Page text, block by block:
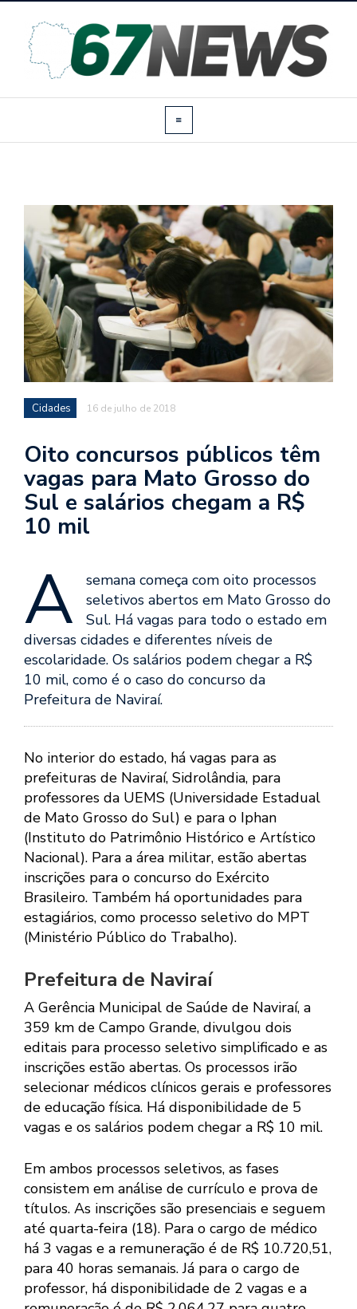
Cidades 16 de julho de 2018
Oito concursos públicos têm
vagas para Mato Grosso do
Sul e salários chegam a R$
10 mil
A
semana começa com oito processos
seletivos abertos em Mato Grosso do
Sul. Há vagas para todo o estado em
diversas cidades e diferentes níveis de
escolaridade. Os salários podem chegar a R$
10 mil, como é o caso do concurso da
Prefeitura de Naviraí.
No interior do estado, há vagas para as
prefeituras de Naviraí, Sidrolândia, para
professores da UEMS (Universidade Estadual
de Mato Grosso do Sul) e para o Iphan
(Instituto do Patrimônio Histórico e Artístico
Nacional). Para a área militar, estão abertas
inscrições para o concurso do Exército
Brasileiro. Também há oportunidades para
estagiários, como processo seletivo do MPT
(Ministério Público do Trabalho).
Prefeitura de Naviraí
A Gerência Municipal de Saúde de Naviraí, a
359 km de Campo Grande, divulgou dois
editais para processo seletivo simplificado e as
inscrições estão abertas. Os processos irão
selecionar médicos clínicos gerais e professores
de educação física. Há disponibilidade de 5
vagas e os salários podem chegar a R$ 10 mil.
Em ambos processos seletivos, as fases
consistem em análise de currículo e prova de
títulos. As inscrições são presenciais e seguem
até quarta-feira (18). Para o cargo de médico
há 3 vagas e a remuneração é de R$ 10.720,51,
para 40 horas semanais. Já para o cargo de
professor, há disponibilidade de 2 vagas e a